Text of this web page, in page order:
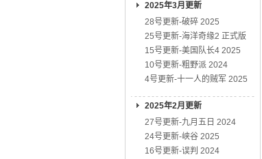
2025年3月更新
28号更新-破碎 2025
25号更新-海洋奇缘2 正式版
15号更新-美国队长4 2025
10号更新-粗野派 2024
4号更新-十一人的贼军 2025
2025年2月更新
27号更新-九月五日 2024
24号更新-峡谷 2025
16号更新-误判 2024